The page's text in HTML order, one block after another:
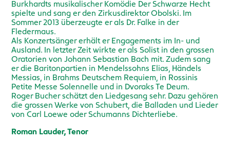
Burkhardts musikalischer Komödie Der Schwarze Hecht
spielte und sang er den Zirkusdirektor Obolski. Im
Sommer 2013 überzeugte er als Dr. Falke in der
Fledermaus.
Als Konzertsänger erhält er Engagements im In- und
Ausland. In letzter Zeit wirkte er als Solist in den grossen
Oratorien von Johann Sebastian Bach mit. Zudem sang
er die Baritonpartien in Mendelssohns Elias, Händels
Messias, in Brahms Deutschem Requiem, in Rossinis
Petite Messe Solennelle und in Dvoraks Te Deum.
Roger Bucher schätzt den Liedgesang sehr. Dazu gehören
die grossen Werke von Schubert, die Balladen und Lieder
von Carl Loewe oder Schumanns Dichterliebe.
Roman Lauder, Tenor